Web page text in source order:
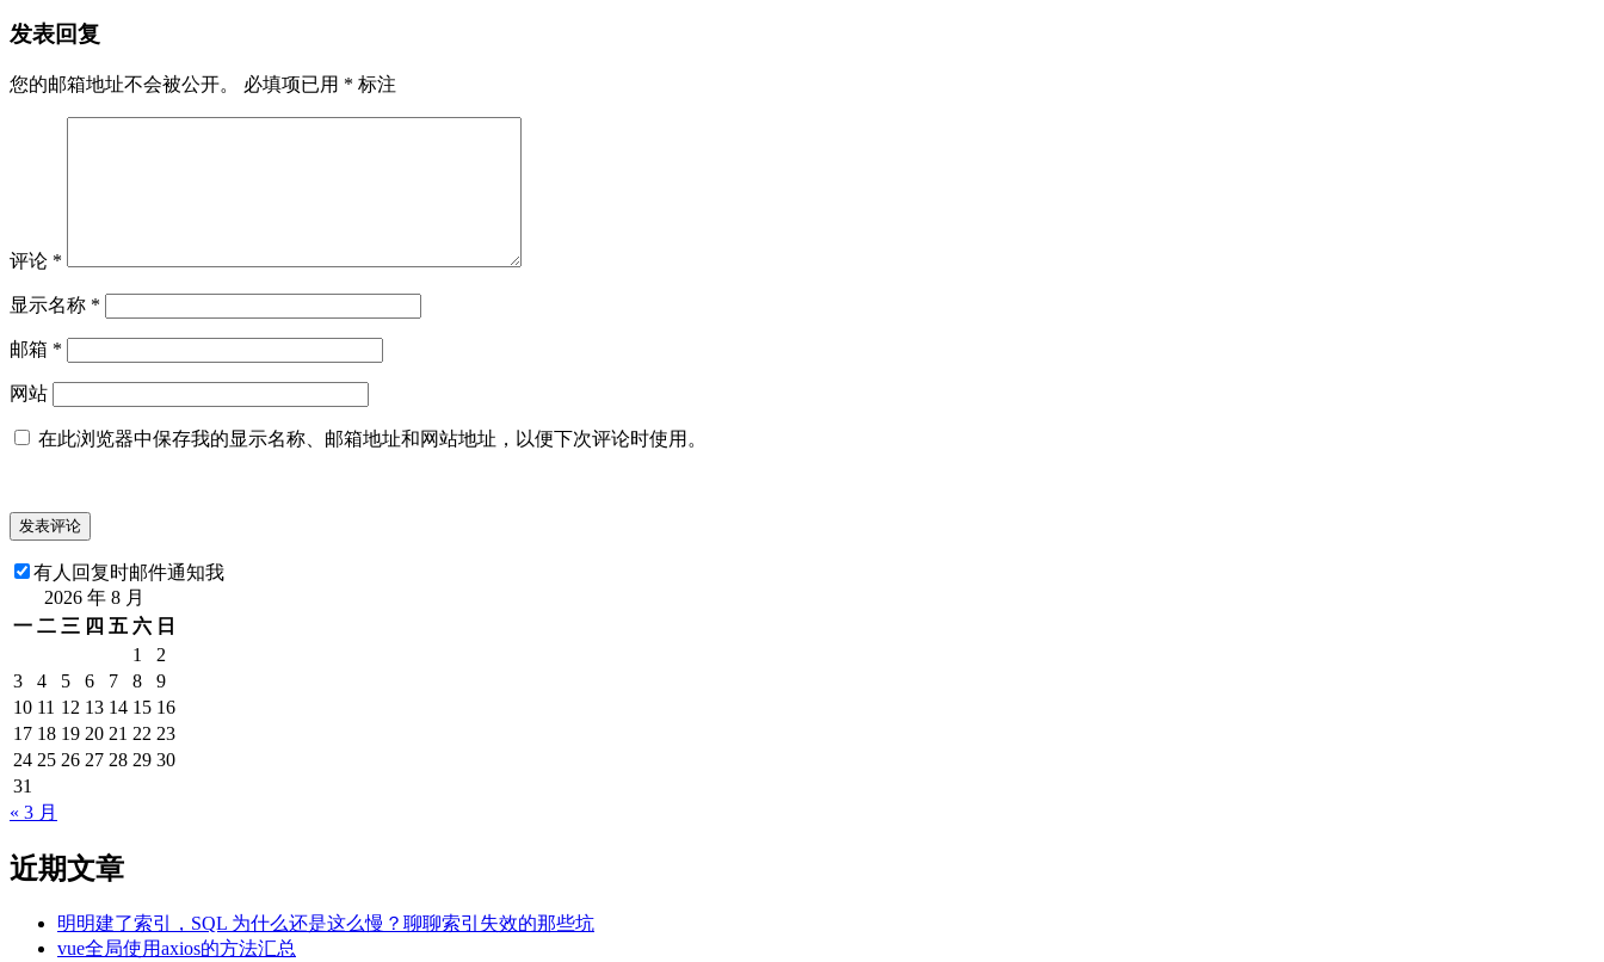
发表回复
您的邮箱地址不会被公开。 必填项已用 * 标注
评论 *
显示名称 *
邮箱 *
网站
在此浏览器中保存我的显示名称、邮箱地址和网站地址，以便下次评论时使用。
有人回复时邮件通知我
2026 年 8 月
一 二 三 四 五 六 日
1
2
3
4 5 6 7 8
9
10 11 12 13 14 15 16
17 18 19 20 21 22 23
24 25 26 27 28 29 30
31
« 3 月
近期文章
明明建了索引，SQL 为什么还是这么慢？聊聊索引失效的那些坑
vue全局使用axios的方法汇总